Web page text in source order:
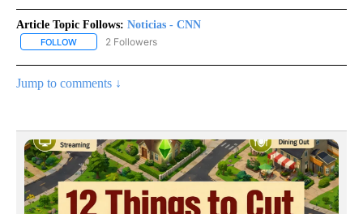
Article Topic Follows: Noticias - CNN
FOLLOW FOLLOW "NOTICIAS - CNN" TO RECEIVE NOTIFICATIONS ABOUT
2 Followers
Jump to comments ↓